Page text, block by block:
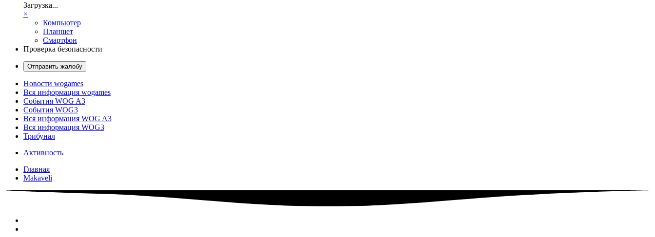
Загрузка...
×
Компьютер
Планшет
Смартфон
Проверка безопасности
Отправить жалобу
Новости wogames
Вся информация wogames
События WOG A3
События WOG3
Вся информация WOG A3
Вся информация WOG3
Трибунал
Активность
Главная
Makaveli